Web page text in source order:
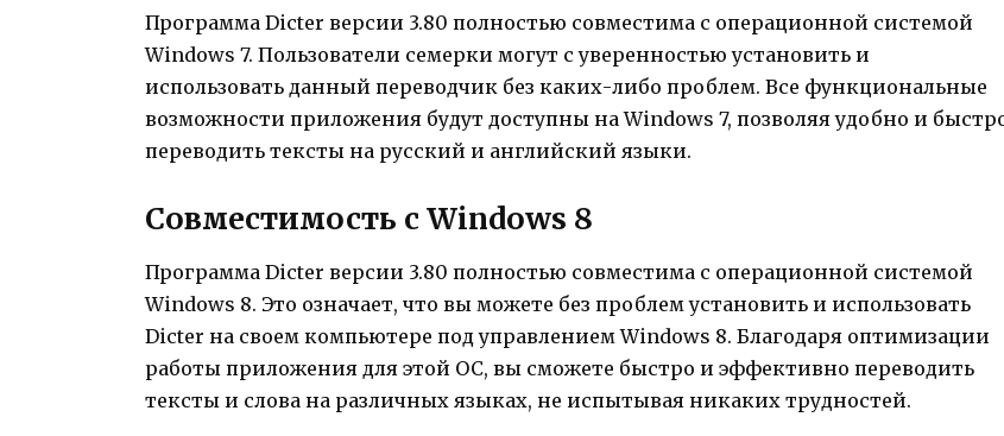
Программа Dicter версии 3.80 полностью совместима с операционной системой
Windows 7. Пользователи семерки могут с уверенностью установить и
использовать данный переводчик без каких-либо проблем. Все функциональные
возможности приложения будут доступны на Windows 7, позволяя удобно и
переводить тексты на русский и английский языки.
Совместимость с Windows 8
Программа Dicter версии 3.80 полностью совместима с операционной системой
Windows 8. Это означает, что вы можете без проблем установить и использовать
Dicter на своем компьютере под управлением Windows 8. Благодаря оптимизации
работы приложения для этой ОС, вы сможете быстро и эффективно переводить
тексты и слова на различных языках, не испытывая никаких трудностей.